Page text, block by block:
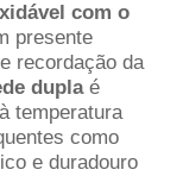
com o
presente
recordação da
duplaé
temperatura
como
e duradouro